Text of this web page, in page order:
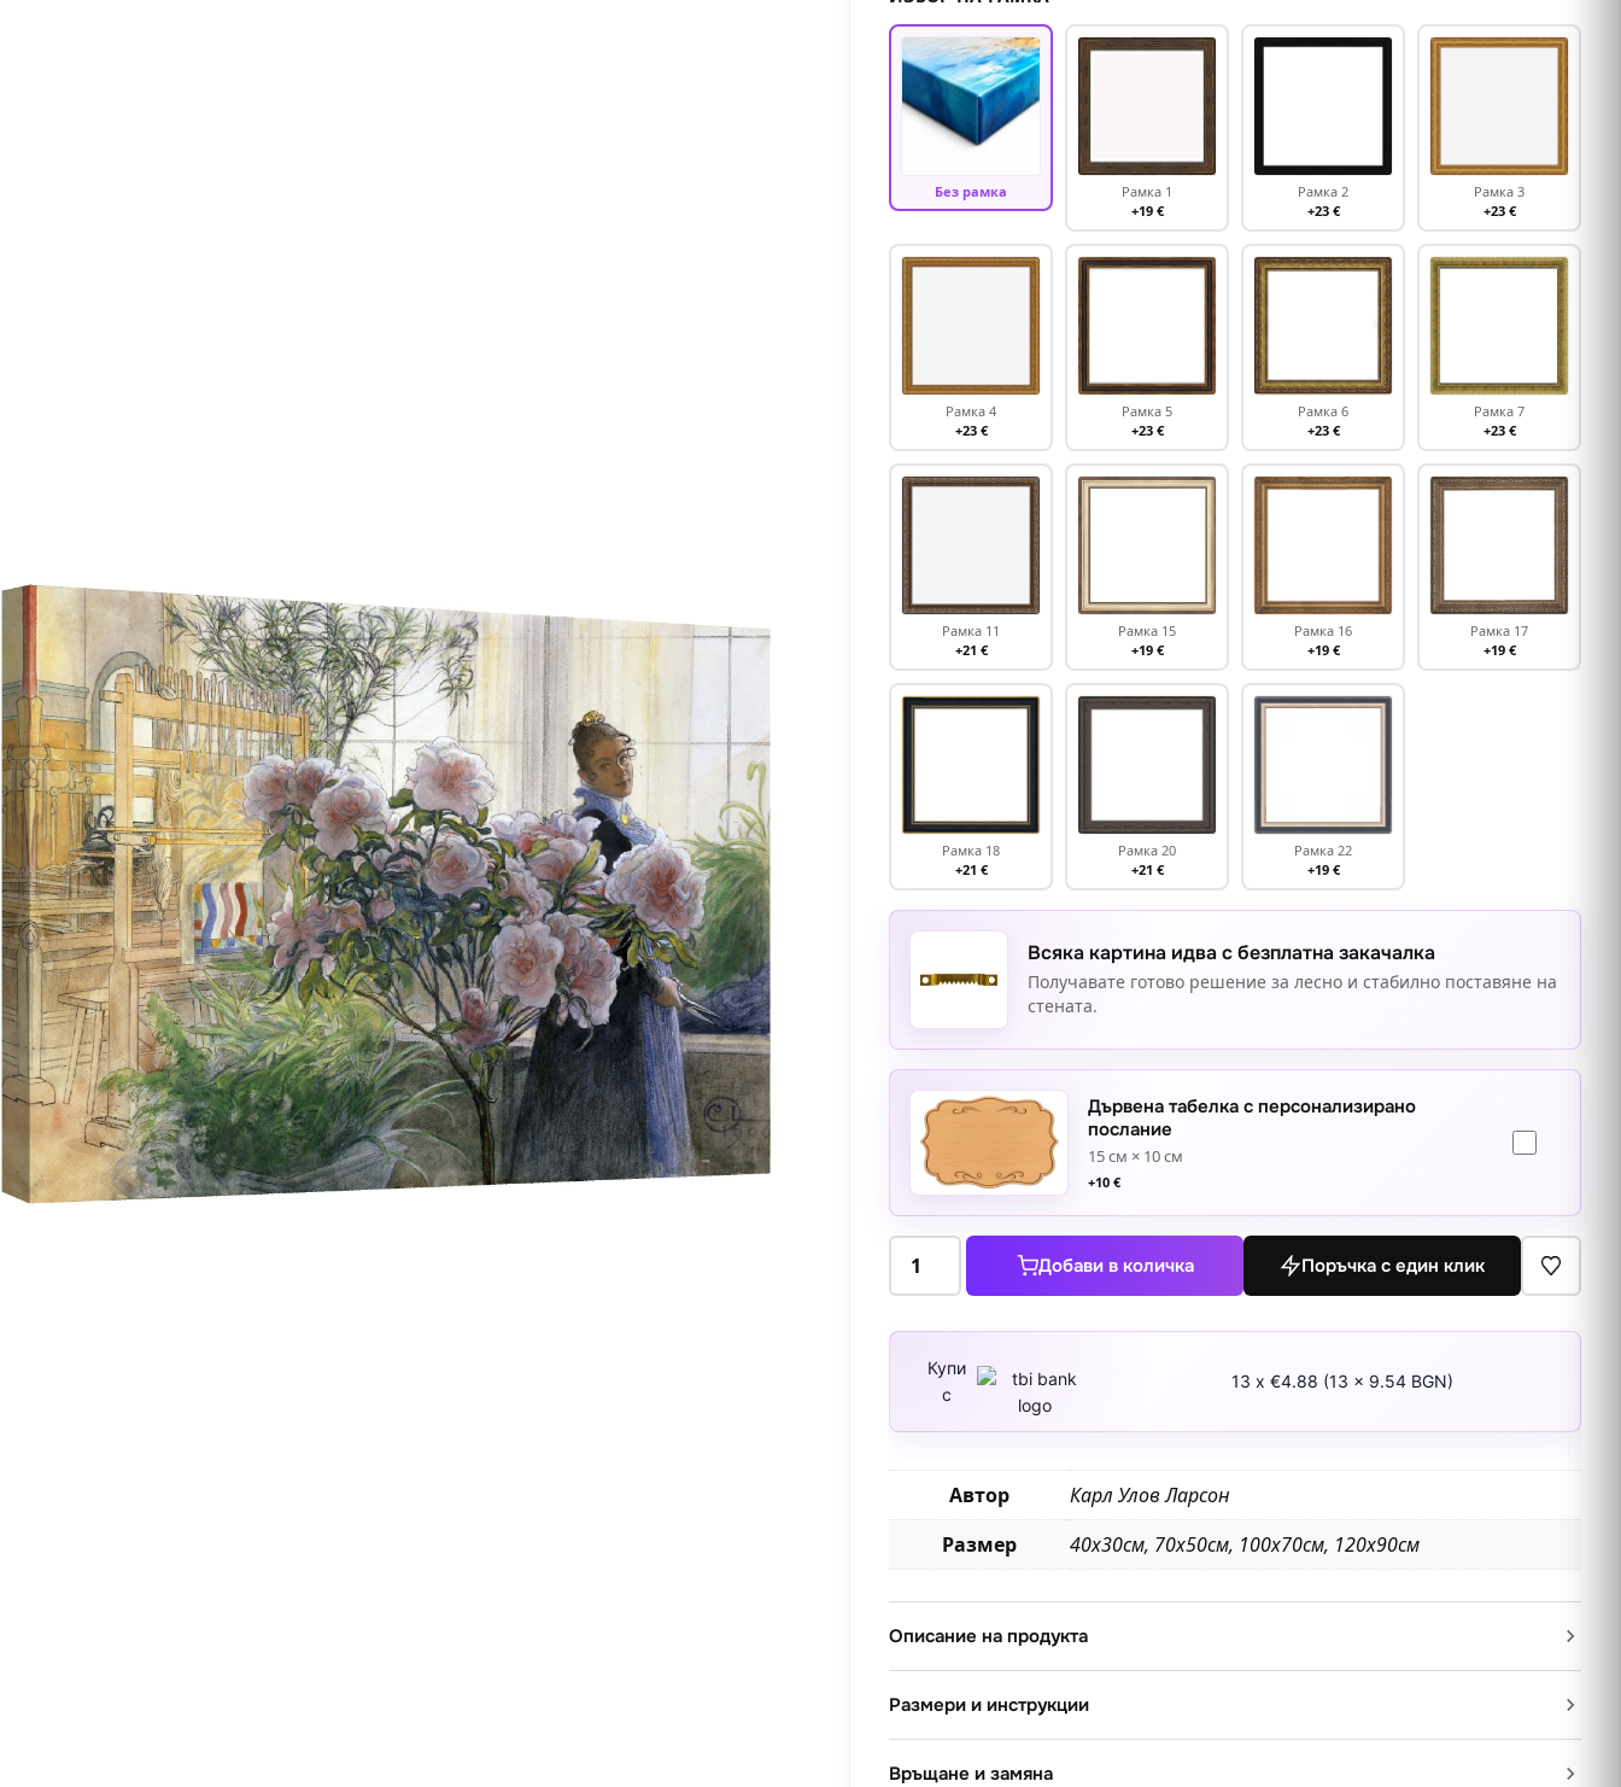
Без рамка
Рамка 1
+19 €
Рамка 2
+23 €
Рамка 3
+23 €
Рамка 4
+23 €
Рамка 5
+23 €
Рамка 6
+23 €
Рамка 7
+23 €
Рамка 11
+21 €
Рамка 15
+19 €
Рамка 16
+19 €
Рамка 17
+19 €
Рамка 18
+21 €
Рамка 20
+21 €
Рамка 22
+19 €
Всяка картина идва с безплатна закачалка
Получавате готово решение за лесно и стабилно поставяне на
стената.
Дървена табелка с персонализирано
послание
15 см × 10 см
+10 €
количество
1906
Добави в количка Поръчка с един клик
Купи
с
13 x €4.88 (13 x 9.54 BGN)
Автор
Карл Улов Ларсон
Размер
40х30см, 70х50см, 100х70см, 120х90см
Описание на продукта
Размери и инструкции
Връщане и замяна